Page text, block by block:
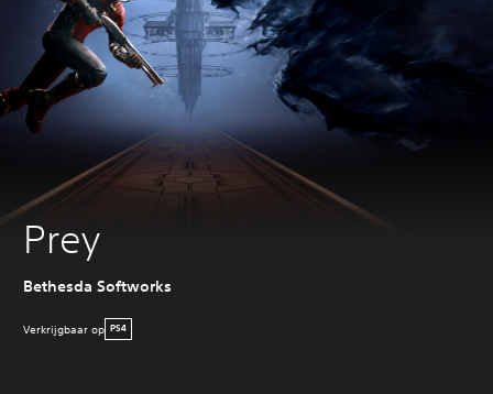
Prey
Bethesda Softworks
Verkrijgbaar op PS4